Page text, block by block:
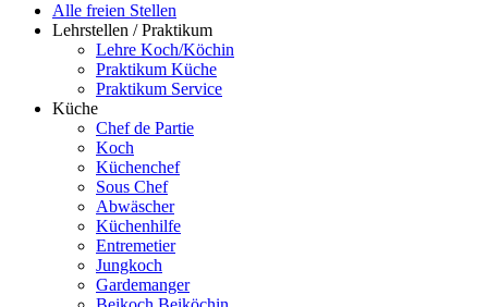
Alle freien Stellen
Lehrstellen / Praktikum
Lehre Koch/Köchin
Praktikum Küche
Praktikum Service
Küche
Chef de Partie
Koch
Küchenchef
Sous Chef
Abwäscher
Küchenhilfe
Entremetier
Jungkoch
Gardemanger